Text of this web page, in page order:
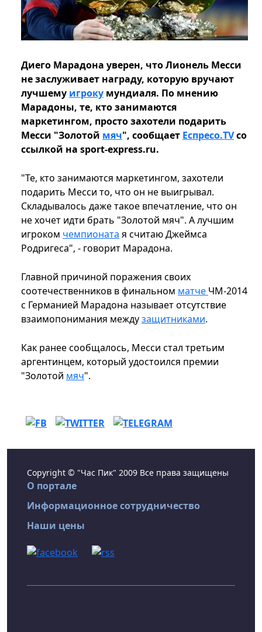
Диего Марадона уверен, что Лионель Месси
не заслуживает награду, которую вручают
лучшему игроку мундиаля. По мнению
Марадоны, те, кто занимаются
маркетингом, просто захотели подарить
Месси "Золотой мяч", сообщает Еспресо.TVсо
ссылкой на sport-express.ru.
"Те, кто занимаются маркетингом, захотели
подарить Месси то, что он не выигрывал.
Складывалось даже такое впечатление, что он
не хочет идти брать "Золотой мяч". А лучшим
игроком чемпионата я считаю Джеймса
Родригеса", - говорит Марадона.
Главной причиной поражения своих
соотечественников в финальном матче ЧМ-2014
с Германией Марадона называет отсутствие
взаимопонимания междузащитниками.
Как ранее сообщалось, Месси стал третьим
аргентинцем, который удостоился премии
"Золотой мяч".
Copyright © "Час Пик" 2009 Все права защищены
О портале
Информационное сотрудничество
Наши цены